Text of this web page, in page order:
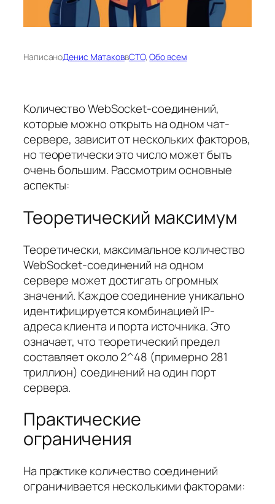
НаписаноДенис МатаковвCTO, Обо всем
Количество WebSocket-соединений,
которые можно открыть на одном чат-
сервере, зависит от нескольких факторов,
но теоретически это число может быть
очень большим. Рассмотрим основные
аспекты:
Теоретический максимум
Теоретически, максимальное количество
WebSocket-соединений на одном
сервере может достигать огромных
значений. Каждое соединение уникально
идентифицируется комбинацией IP-
адреса клиента и порта источника. Это
означает, что теоретический предел
составляет около 2^48 (примерно 281
триллион) соединений на один порт
сервера.
Практические
ограничения
На практике количество соединений
ограничивается несколькими факторами: